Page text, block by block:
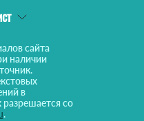
сайта
наличии
в
со
.